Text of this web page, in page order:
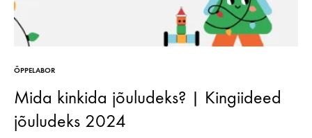
ÕPPELABOR
Mida kinkida jõuludeks? | Kingiideed
jõuludeks 2024